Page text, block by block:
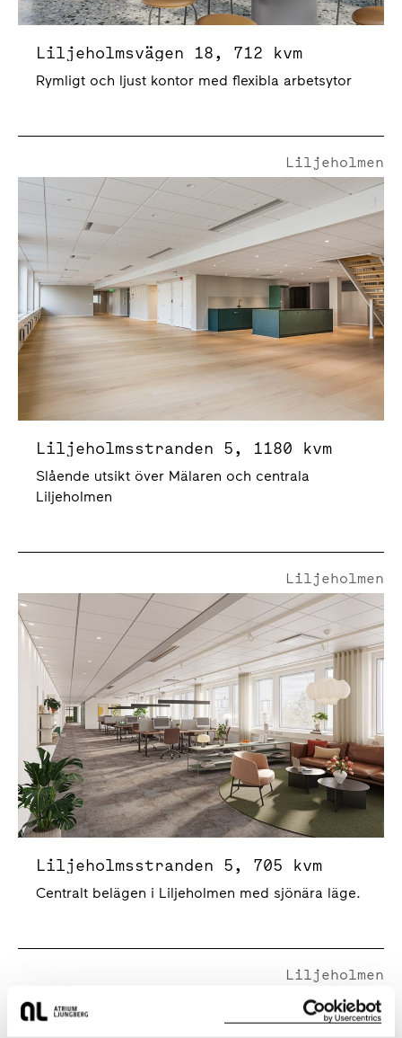
Liljeholmsvägen 18, 712 kvm
Rymligt och ljust kontor med flexibla arbetsytor
Liljeholmsstranden 5
Liljeholmen
Liljeholmsstranden 5, 1180 kvm
Slående utsikt över Mälaren och centrala
Liljeholmen
Liljeholmsstranden 5
Liljeholmen
Liljeholmsstranden 5, 705 kvm
Centralt belägen i Liljeholmen med sjönära läge.
Liljeholmsstranden 3
Liljeholmen